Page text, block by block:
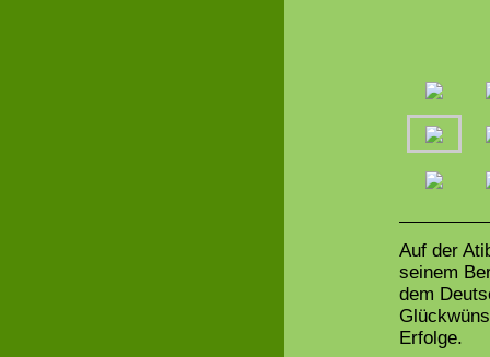
Auf der
seinem
dem
Erfolge.